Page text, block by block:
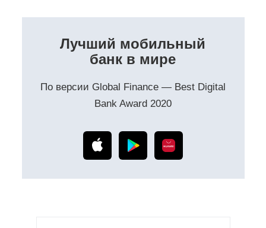
Лучший мобильный
банк в мире
По версии Global Finance — Best Digital
Bank Award 2020
ДОСТАВКА
ОПЛАТА
ПОДПИСАТЬСЯ
Отправляя форму вы соглашаетесь на обработку ваших
персональных данных